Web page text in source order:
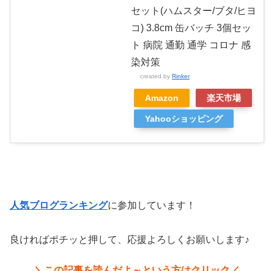
セット(ハムスター/ブタ/ヒヨ
コ) 3.8cm 缶バッチ 3個セッ
ト 病院 通勤 通学 コロナ 感
染対策
created by Rinker
Amazon 楽天市場
Yahooショッピング
人気ブログランキングに参加しています！
良ければポチッと押して、応援よろしくお願いします♪